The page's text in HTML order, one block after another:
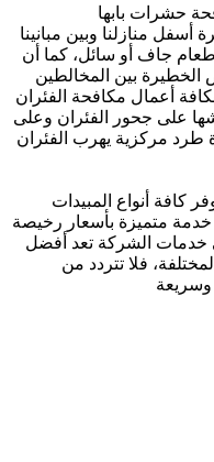
حشرات بابها
منازلنا وبين مبانينا
جاف أو سائل، كما أن
الخطيرة بين المخالطين
أعمال مكافحة الفئران
على جحور الفئران وعلى
طرد مركزية يهرب الفئران
كافة أنواع المبيدات
خدمة متميزة بأسعار رخيصة
خدمات الشركة تعد أفضل
فلا تتردد من
وسريعة